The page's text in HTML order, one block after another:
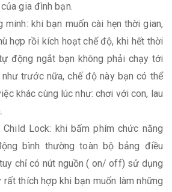
gia đình bạn.
minh: khi bạn muốn cài hẹn thời gian,
hợp rồi kích hoạt chế độ, khi hết thời
động ngắt bạn không phải chạy tới
trước nữa, chế độ này bạn có thể
khác cùng lúc như: chơi với con, lau
Child Lock: khi bấm phím chức năng
bình thường toàn bộ bảng điều
chỉ có nút nguồn ( on/ off) sử dụng
thích hợp khi bạn muốn làm những